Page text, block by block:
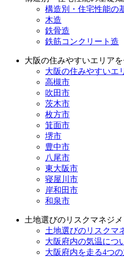
構造別・住宅性能の
木造
鉄骨造
鉄筋コンクリート造
大阪の住みやすいエリア
大阪の住みやすいエ
高槻市
吹田市
茨木市
枚方市
箕面市
堺市
豊中市
八尾市
東大阪市
寝屋川市
岸和田市
和泉市
土地選びのリスクマネジメ
土地選びのリスクマ
大阪府内の気温につ
大阪府内を走る4つ